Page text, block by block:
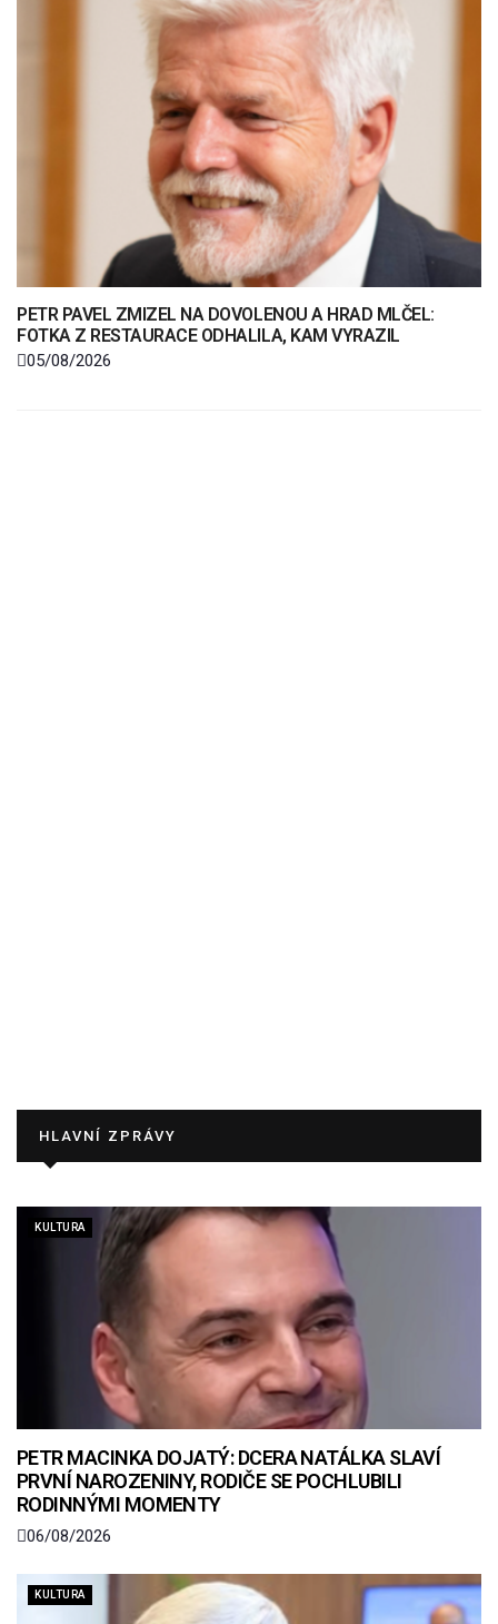
PETR PAVEL ZMIZEL NA DOVOLENOU A HRAD MLČEL:
FOTKA Z RESTAURACE ODHALILA, KAM VYRAZIL
05/08/2026
HLAVNÍ ZPRÁVY
KULTURA
PETR MACINKA DOJATÝ: DCERA NATÁLKA SLAVÍ
PRVNÍ NAROZENINY, RODIČE SE POCHLUBILI
RODINNÝMI MOMENTY
06/08/2026
KULTURA